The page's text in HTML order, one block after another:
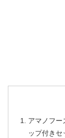
アマノフー
ップ付きセ